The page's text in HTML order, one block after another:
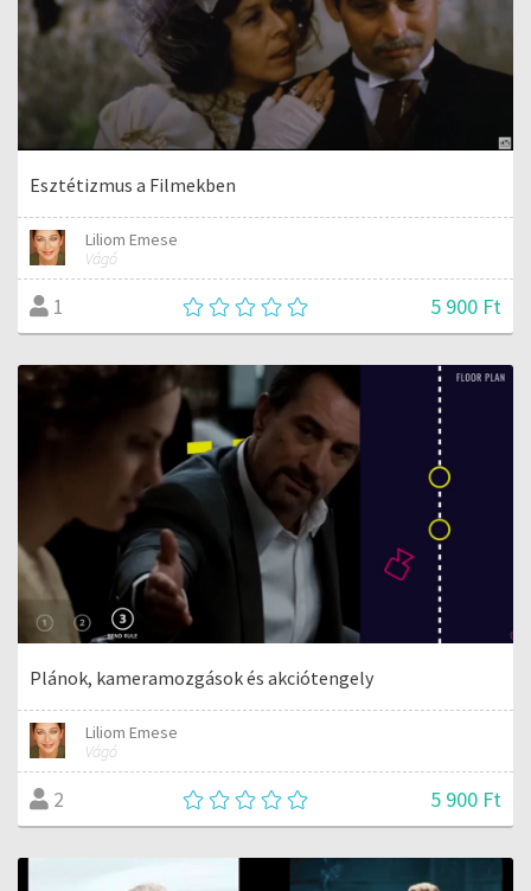
Esztétizmus a Filmekben
Liliom Emese
Vágó
1 5 900 Ft
Plánok, kameramozgások és akciótengely
Liliom Emese
Vágó
2 5 900 Ft